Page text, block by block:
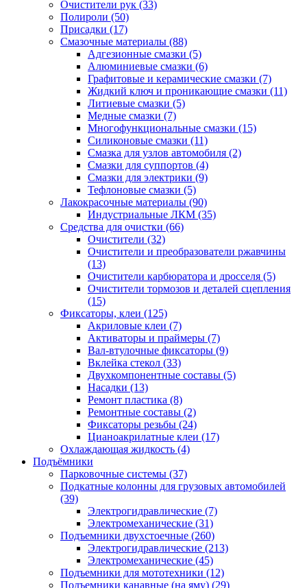
Очистители рук (33)
Полироли (50)
Присадки (17)
Смазочные материалы (88)
Адгезионные смазки (5)
Алюминиевые смазки (6)
Графитовые и керамические смазки (7)
Жидкий ключ и проникающие смазки (11)
Литиевые смазки (5)
Медные смазки (7)
Многофункциональные смазки (15)
Силиконовые смазки (11)
Смазка для узлов автомобиля (2)
Смазки для суппортов (4)
Смазки для электрики (9)
Тефлоновые смазки (5)
Лакокрасочные материалы (90)
Индустриальные ЛКМ (35)
Средства для очистки (66)
Очистители (32)
Очистители и преобразователи ржавчины
(13)
Очистители карбюратора и дросселя (5)
Очистители тормозов и деталей сцепления
(15)
Фиксаторы, клеи (125)
Акриловые клеи (7)
Активаторы и праймеры (7)
Вал-втулочные фиксаторы (9)
Вклейка стекол (33)
Двухкомпонентные составы (5)
Насадки (13)
Ремонт пластика (8)
Ремонтные составы (2)
Фиксаторы резьбы (24)
Цианоакрилатные клеи (17)
Охлаждающая жидкость (4)
Подъёмники
Парковочные системы (37)
Подкатные колонны для грузовых автомобилей
(39)
Электрогидравлические (7)
Электромеханические (31)
Подъемники двухстоечные (260)
Электрогидравлические (213)
Электромеханические (45)
Подъемники для мототехники (12)
Подъемники канавные (на яму) (29)